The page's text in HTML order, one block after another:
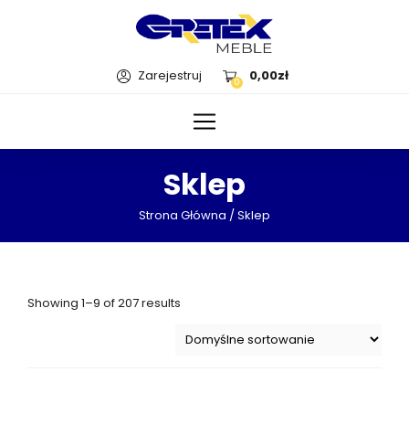
Zarejestruj 0 0,00zł
Sklep
Strona Główna / Sklep
Showing 1–9 of 207 results